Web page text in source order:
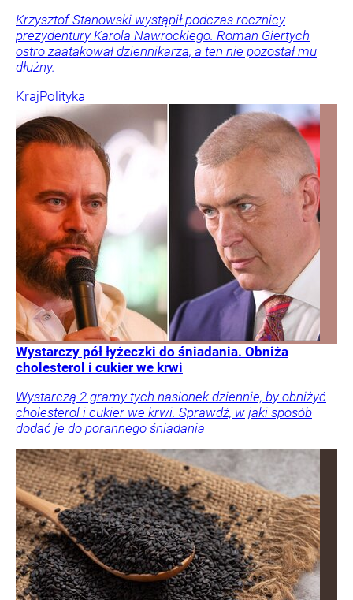
Krzysztof Stanowski wystąpił podczas rocznicy
prezydentury Karola Nawrockiego. Roman Giertych
ostro zaatakował dziennikarza, a ten nie pozostał mu
dłużny.
KrajPolityka
Wystarczy pół łyżeczki do śniadania. Obniża
cholesterol i cukier we krwi
Wystarczą 2 gramy tych nasionek dziennie, by obniżyć
cholesterol i cukier we krwi. Sprawdź, w jaki sposób
dodać je do porannego śniadania